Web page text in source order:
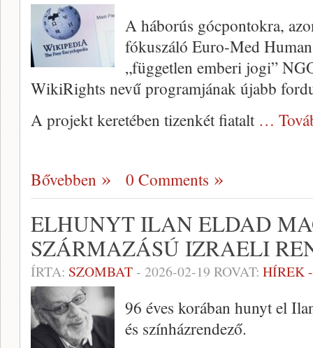
A háborús gócpontokra,
fókuszáló Euro-Med
„független emberi jogi”
WikiRights nevű programjának újabb
A projekt keretében tizenkét fiatalt …
Bővebben 0 Comments
ELHUNYT ILAN ELDAD
SZÁRMAZÁSÚ IZRAELI
ÍRTA: SZOMBAT- 2026-02-19 ROVAT: HÍREK
96 éves korában hunyt el
és színházrendező.